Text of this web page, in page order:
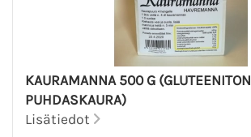
KAURAMANNA 500 G (GLUTEENITON
PUHDASKAURA)
Lisätiedot